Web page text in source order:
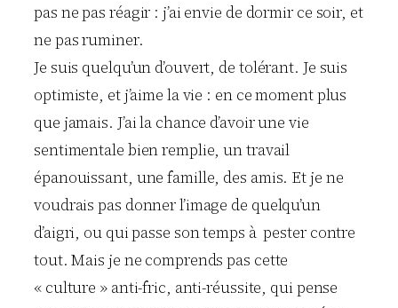
pas ne pas réagir : j’ai envie de dormir ce soir, et
ne pas ruminer.
Je suis quelqu’un d’ouvert, de tolérant. Je suis
optimiste, et j’aime la vie : en ce moment plus
que jamais. J’ai la chance d’avoir une vie
sentimentale bien remplie, un travail
épanouissant, une famille, des amis. Et je ne
voudrais pas donner l’image de quelqu’un
d’aigri, ou qui passe son temps à pester contre
tout. Mais je ne comprends pas cette
« culture » anti-fric, anti-réussite, qui pense